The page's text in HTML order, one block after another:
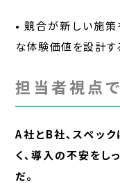
• 競合が新しい施策
な体験価値を設計す
担当者視点
A社とB社、スペッ
く、導入の不安をし
だ。